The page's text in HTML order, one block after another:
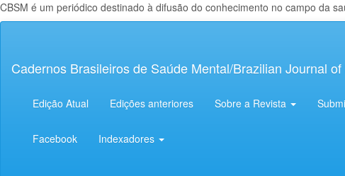
CBSM é um periódico destinado à difusão do conhecimento no campo da
principal
Lateral
Cadernos Brasileiros de Saúde Mental/Brazilian Journal
Edição Atual Edições anteriores Sobre a Revista
Facebook Indexadores